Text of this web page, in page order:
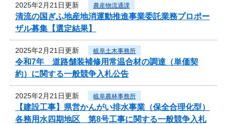
2025年2月21日更新 農産物流通課
清流の国ぎふ地産地消運動推進事業委託業務プロポー
ザル募集【選定結果】
2025年2月21日更新 岐阜土木事務所
令和7年 道路舗装補修用常温合材の調達（単価契
約）に関する一般競争入札公告
2025年2月21日更新 岐阜農林事務所
【建設工事】県営かんがい排水事業（保全合理化型）
各務用水四期地区 第8号工事に関する一般競争入札